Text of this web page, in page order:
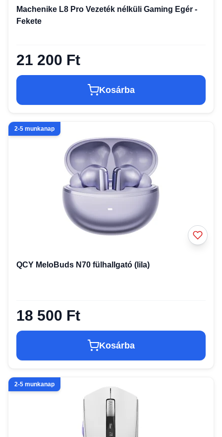
Machenike L8 Pro Vezeték nélküli Gaming Egér -
Fekete
21 200 Ft
Kosárba
2-5 munkanap
QCY MeloBuds N70 fülhallgató (lila)
18 500 Ft
Kosárba
2-5 munkanap